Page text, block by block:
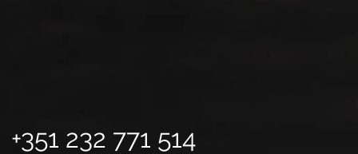
+351 232 771 514